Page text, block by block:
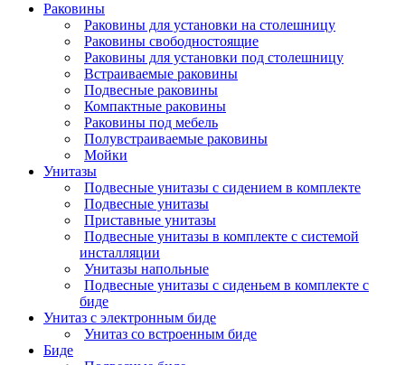
Раковины
Раковины для установки на столешницу
Раковины свободностоящие
Раковины для установки под столешницу
Встраиваемые раковины
Подвесные раковины
Компактные раковины
Раковины под мебель
Полувстраиваемые раковины
Мойки
Унитазы
Подвесные унитазы с сидением в комплекте
Подвесные унитазы
Приставные унитазы
Подвесные унитазы в комплекте с системой
инсталляции
Унитазы напольные
Подвесные унитазы с сиденьем в комплекте с
биде
Унитаз с электронным биде
Унитаз со встроенным биде
Биде